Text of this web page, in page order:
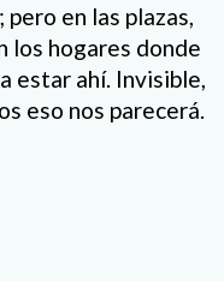
en las plazas,
los hogares donde
estar ahí. Invisible,
eso nos parecerá.